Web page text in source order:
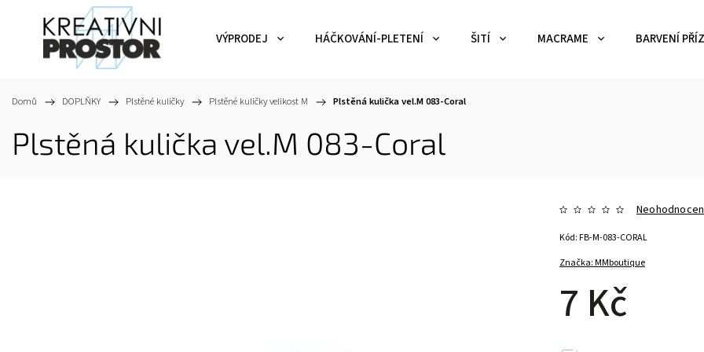
VÝPRODEJ HÁČKOVÁNÍ-PLETENÍ ŠITÍ MACRAME BARVENÍ
Domů / DOPLŇKY / Plstěné kuličky / Plstěné kuličky velikost M / Plstěná kulička vel.M 083-Coral
Plstěná kulička vel.M 083-Coral
Značka:MMboutique
7 Kč
Kód:FB-M-083-CORAL